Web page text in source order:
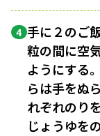
4 手に２のご
粒の間に空
ようにする
らは手をぬ
れぞれのり
じょうゆを